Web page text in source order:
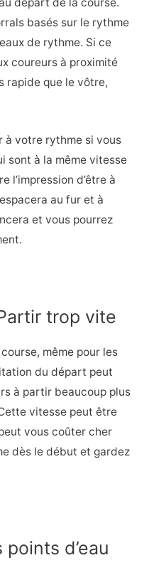
basés sur le rythme
de rythme. Si ce
coureurs à proximité
rapide que le vôtre,
à votre rythme si vous
sont à la même vitesse
l’impression d’être à
au fur et à
et vous pourrez
trop vite
même pour les
du départ peut
à partir beaucoup plus
vitesse peut être
vous coûter cher
dès le début et gardez
points d’eau